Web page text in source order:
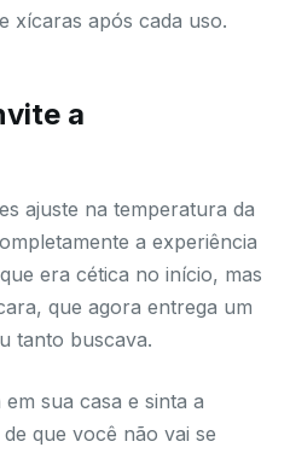
xícaras após cada uso.
a
ajuste na temperatura da
a experiência
era cética no início, mas
que agora entrega um
tanto buscava.
sua casa e sinta a
que você não vai se